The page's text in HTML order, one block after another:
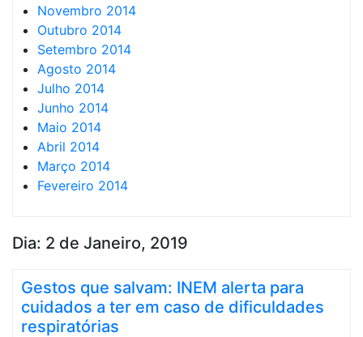
Novembro 2014
Outubro 2014
Setembro 2014
Agosto 2014
Julho 2014
Junho 2014
Maio 2014
Abril 2014
Março 2014
Fevereiro 2014
Dia: 2 de Janeiro, 2019
Gestos que salvam: INEM alerta para
cuidados a ter em caso de dificuldades
respiratórias